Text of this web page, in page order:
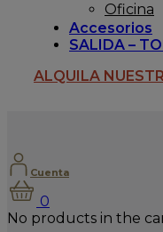
Oficina
Accesorios
SALIDA –
ALQUILA
Cuenta
0
No products in the